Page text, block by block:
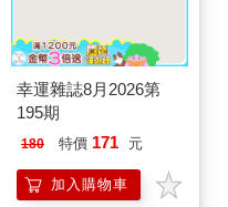
幸運雜誌8月2026第
195期
180 特價 171 元
加入購物車